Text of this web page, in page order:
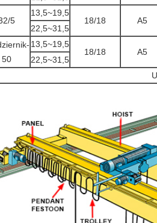
5
13,5~19,5
18/18
A5
22,5~31,5
50
13,5~19,5
18/18
A5
22,5~31,5